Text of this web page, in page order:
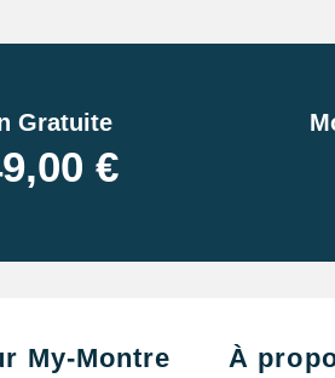
Gratuite
€
My-Montre À